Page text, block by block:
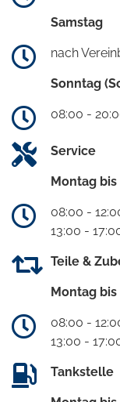
Samstag
nach
Sonntag
08:00 -
Service
Montag
08:00 -
13:00 -
Teile &
Montag
08:00 -
13:00 -
Tankstelle